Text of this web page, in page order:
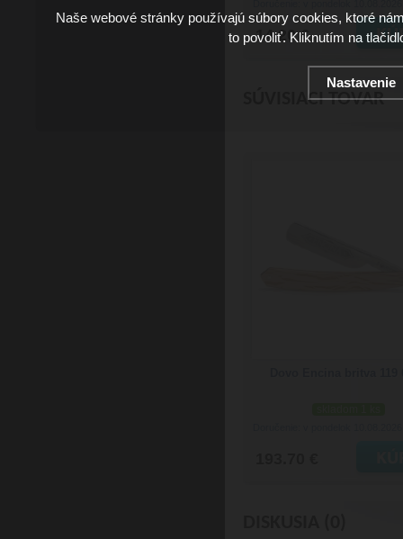
14.20 €
SÚVISIACI TOVAR
Naše webové stránky používajú súbory cookies, ktoré
to povoliť. Kliknutím na
Nastavenie